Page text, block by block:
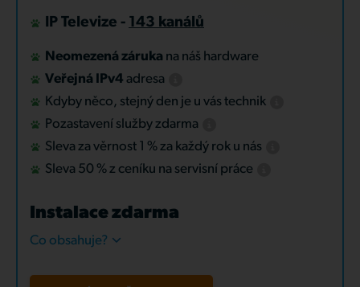
IP Televize - 143 kanálů
Neomezená záruka na náš hardware
Veřejná IPv4 adresa
Kdyby něco, stejný den je u vás technik
Pozastavení služby zdarma
Sleva za věrnost 1 % za každý rok u nás
Sleva 50 % z ceníku na servisní práce
Instalace zdarma
Co obsahuje?